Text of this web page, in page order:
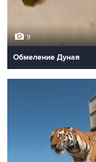
9
Обмеление Дуная